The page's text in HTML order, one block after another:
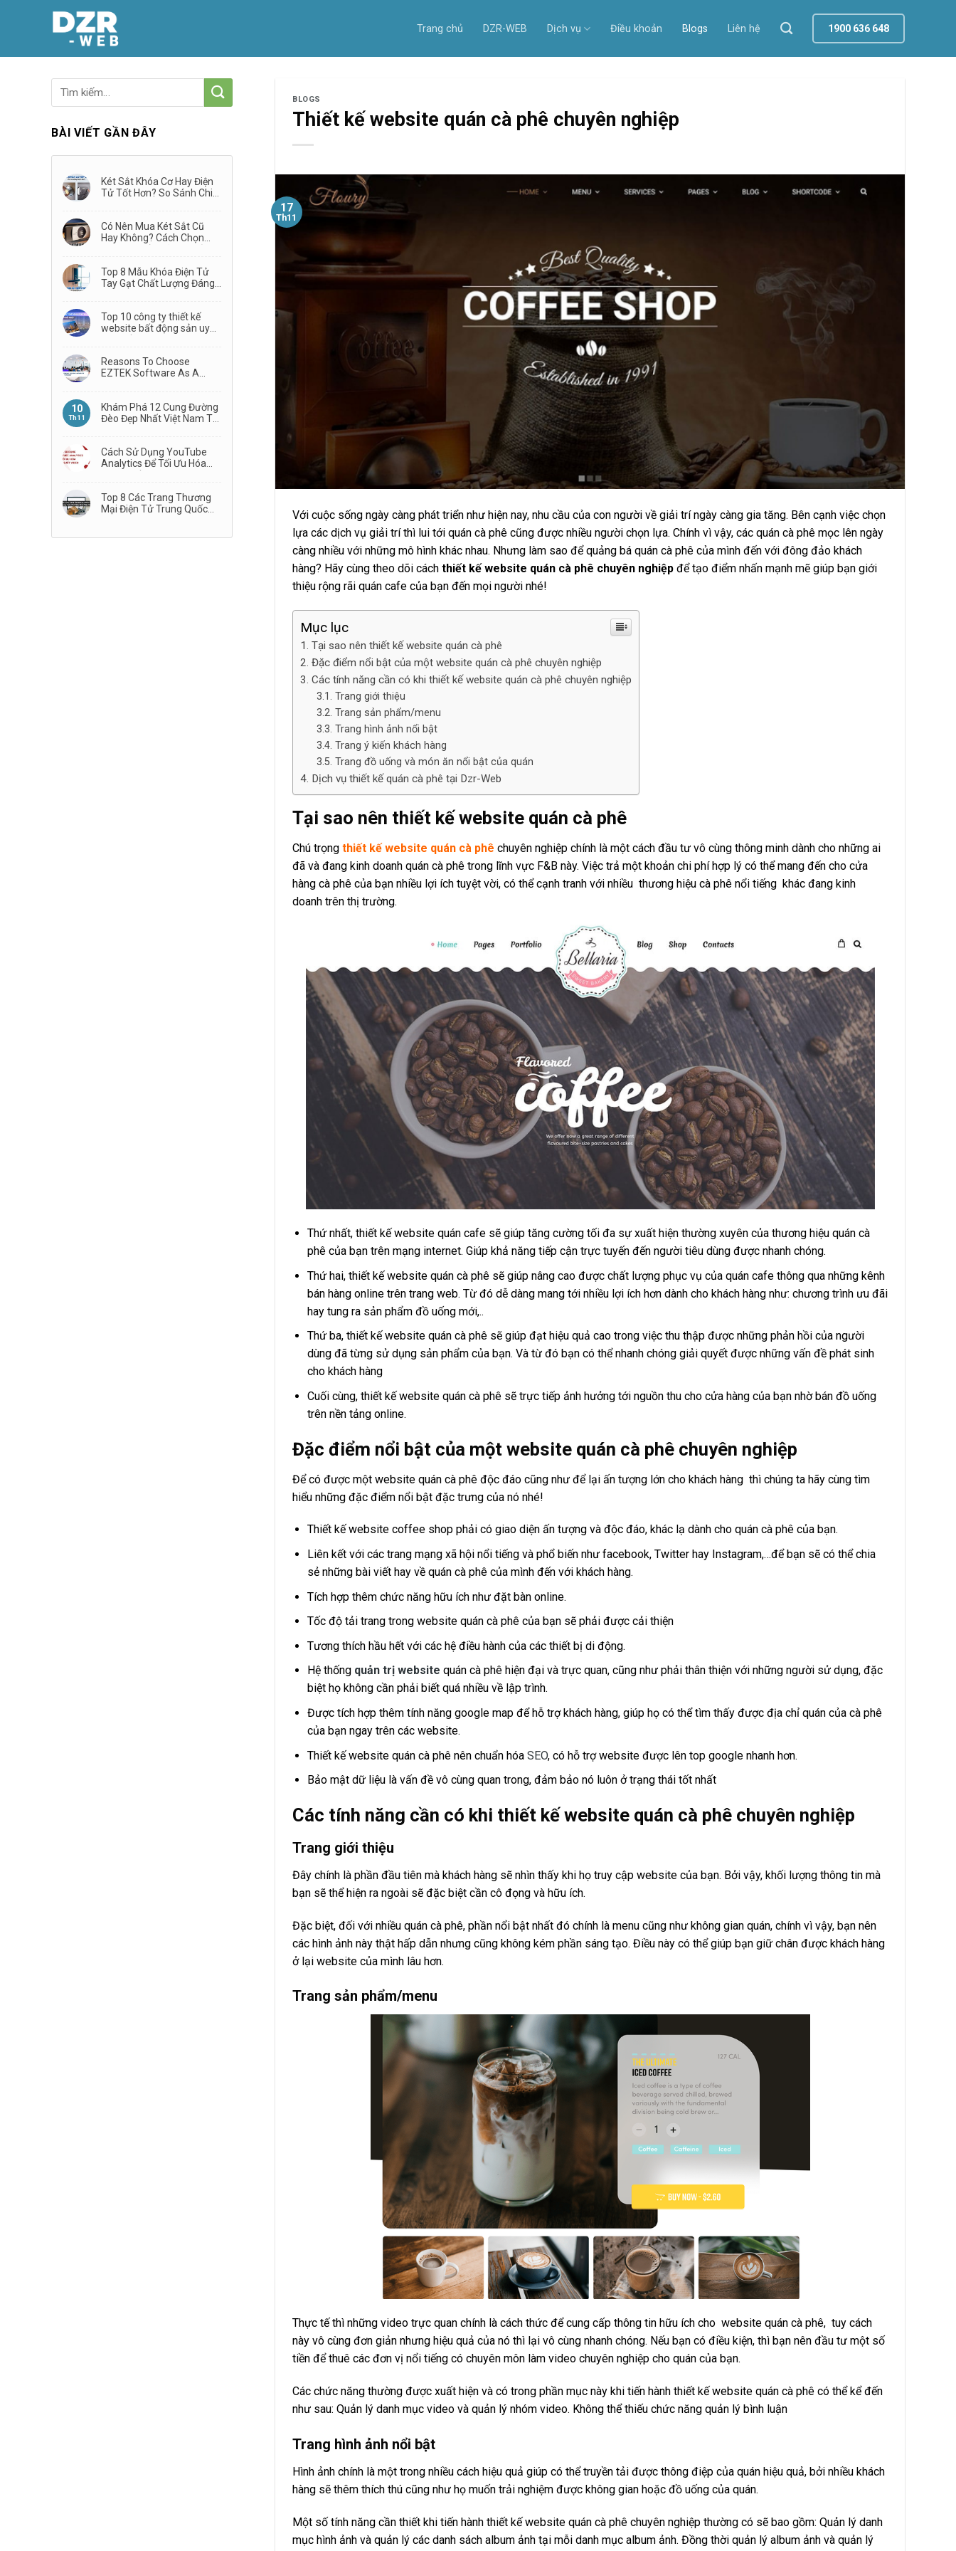
Trang chủ DZR-WEB Dịch vụ Điều khoản Blogs Liên hệ 1900 636 648
BÀI VIẾT GẦN ĐÂY
Két Sắt Khóa Cơ Hay Điện
Tử Tốt Hơn? So Sánh Chi
Có Nên Mua Két Sắt Cũ
Hay Không? Cách Chọn
Top 8 Mẫu Khóa Điện Tử
Tay Gạt Chất Lượng Đáng
Top 10 công ty thiết kế
website bất động sản uy
Reasons To Choose
EZTEK Software As A
10
Th11
Khám Phá 12 Cung Đường
Đèo Đẹp Nhất Việt Nam Từ
Cách Sử Dụng YouTube
Analytics Để Tối Ưu Hóa
Top 8 Các Trang Thương
Mại Điện Tử Trung Quốc
BLOGS
Thiết kế website quán cà phê chuyên nghiệp
17
Th11
Với cuộc sống ngày càng phát triển như hiện nay, nhu cầu của con người về giải trí ngày càng gia tăng. Bên cạnh việc chọn
lựa các dịch vụ giải trí thì lui tới quán cà phê cũng được nhiều người chọn lựa. Chính vì vậy, các quán cà phê mọc lên ngày
càng nhiều với những mô hình khác nhau. Nhưng làm sao để quảng bá quán cà phê của mình đến với đông đảo khách
hàng? Hãy cùng theo dõi cách thiết kế website quán cà phê chuyên nghiệp để tạo điểm nhấn mạnh mẽ giúp bạn giới
thiệu rộng rãi quán cafe của bạn đến mọi người nhé!
Mục lục
Tại sao nên thiết kế website quán cà phê
Đặc điểm nổi bật của một website quán cà phê chuyên nghiệp
Các tính năng cần có khi thiết kế website quán cà phê chuyên nghiệp
Trang giới thiệu
Trang sản phẩm/menu
Trang hình ảnh nổi bật
Trang ý kiến khách hàng
Trang đồ uống và món ăn nổi bật của quán
Dịch vụ thiết kế quán cà phê tại Dzr-Web
Tại sao nên thiết kế website quán cà phê
Chú trọng thiết kế website quán cà phê chuyên nghiệp chính là một cách đầu tư vô cùng thông minh dành cho những ai
đã và đang kinh doanh quán cà phê trong lĩnh vực F&B này. Việc trả một khoản chi phí hợp lý có thể mang đến cho cửa
hàng cà phê của bạn nhiều lợi ích tuyệt vời, có thể cạnh tranh với nhiều thương hiệu cà phê nổi tiếng khác đang kinh
doanh trên thị trường.
Thứ nhất, thiết kế website quán cafe sẽ giúp tăng cường tối đa sự xuất hiện thường xuyên của thương hiệu quán cà
phê của bạn trên mạng internet. Giúp khả năng tiếp cận trực tuyến đến người tiêu dùng được nhanh chóng.
Thứ hai, thiết kế website quán cà phê sẽ giúp nâng cao được chất lượng phục vụ của quán cafe thông qua những kênh
bán hàng online trên trang web. Từ đó dễ dàng mang tới nhiều lợi ích hơn dành cho khách hàng như: chương trình ưu đãi
hay tung ra sản phẩm đồ uống mới,..
Thứ ba, thiết kế website quán cà phê sẽ giúp đạt hiệu quả cao trong việc thu thập được những phản hồi của người
dùng đã từng sử dụng sản phẩm của bạn. Và từ đó bạn có thể nhanh chóng giải quyết được những vấn đề phát sinh
cho khách hàng
Cuối cùng, thiết kế website quán cà phê sẽ trực tiếp ảnh hưởng tới nguồn thu cho cửa hàng của bạn nhờ bán đồ uống
trên nền tảng online.
Đặc điểm nổi bật của một website quán cà phê chuyên nghiệp
Để có được một website quán cà phê độc đáo cũng như để lại ấn tượng lớn cho khách hàng thì chúng ta hãy cùng tìm
hiểu những đặc điểm nổi bật đặc trưng của nó nhé!
Thiết kế website coffee shop phải có giao diện ấn tượng và độc đáo, khác lạ dành cho quán cà phê của bạn.
Liên kết với các trang mạng xã hội nổi tiếng và phổ biến như facebook, Twitter hay Instagram,…để bạn sẽ có thể chia
sẻ những bài viết hay về quán cà phê của mình đến với khách hàng.
Tích hợp thêm chức năng hữu ích như đặt bàn online.
Tốc độ tải trang trong website quán cà phê của bạn sẽ phải được cải thiện
Tương thích hầu hết với các hệ điều hành của các thiết bị di động.
Hệ thống quản trị website quán cà phê hiện đại và trực quan, cũng như phải thân thiện với những người sử dụng, đặc
biệt họ không cần phải biết quá nhiều về lập trình.
Được tích hợp thêm tính năng google map để hỗ trợ khách hàng, giúp họ có thể tìm thấy được địa chỉ quán của cà phê
của bạn ngay trên các website.
Thiết kế website quán cà phê nên chuẩn hóa SEO, có hỗ trợ website được lên top google nhanh hơn.
Bảo mật dữ liệu là vấn đề vô cùng quan trong, đảm bảo nó luôn ở trạng thái tốt nhất
Các tính năng cần có khi thiết kế website quán cà phê chuyên nghiệp
Trang giới thiệu
Đây chính là phần đầu tiên mà khách hàng sẽ nhìn thấy khi họ truy cập website của bạn. Bởi vậy, khối lượng thông tin mà
bạn sẽ thể hiện ra ngoài sẽ đặc biệt cần cô đọng và hữu ích.
Đặc biệt, đối với nhiều quán cà phê, phần nổi bật nhất đó chính là menu cũng như không gian quán, chính vì vậy, bạn nên
các hình ảnh này thật hấp dẫn nhưng cũng không kém phần sáng tạo. Điều này có thể giúp bạn giữ chân được khách hàng
ở lại website của mình lâu hơn.
Trang sản phẩm/menu
Thực tế thì những video trực quan chính là cách thức để cung cấp thông tin hữu ích cho website quán cà phê, tuy cách
này vô cùng đơn giản nhưng hiệu quả của nó thì lại vô cùng nhanh chóng. Nếu bạn có điều kiện, thì bạn nên đầu tư một số
tiền để thuê các đơn vị nổi tiếng có chuyên môn làm video chuyên nghiệp cho quán của bạn.
Các chức năng thường được xuất hiện và có trong phần mục này khi tiến hành thiết kế website quán cà phê có thể kể đến
như sau: Quản lý danh mục video và quản lý nhóm video. Không thể thiếu chức năng quản lý bình luận
Trang hình ảnh nổi bật
Hình ảnh chính là một trong nhiều cách hiệu quả giúp có thể truyền tải được thông điệp của quán hiệu quả, bởi nhiều khách
hàng sẽ thêm thích thú cũng như họ muốn trải nghiệm được không gian hoặc đồ uống của quán.
Một số tính năng cần thiết khi tiến hành thiết kế website quán cà phê chuyên nghiệp thường có sẽ bao gồm: Quản lý danh
mục hình ảnh và quản lý các danh sách album ảnh tại mỗi danh mục album ảnh. Đồng thời quản lý album ảnh và quản lý